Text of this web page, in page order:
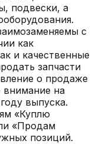
подвески, а
с
как
и качественные
запчасти
о продаже
внимание на
выпуска.
«Куплю
«Продам
позиций.